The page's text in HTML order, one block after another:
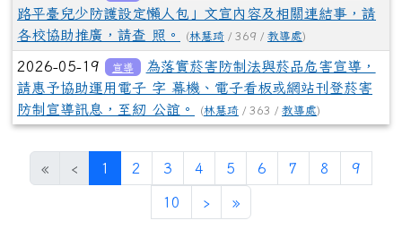
路平臺兒少防護設定懶人包」文宣內容及相關連結事，請
各校協助推廣，請查 照。
(林慧琦 / 369 / 教導處)
2026-05-19 宣導
為落實菸害防制法與菸品危害宣導，
請惠予協助運用電子 字 幕機、電子看板或網站刊登菸害
防制宣導訊息，至紉 公誼。
(林慧琦 / 363 / 教導處)
« ‹ 1 (目前頁次)
2 3 4 5 6 7 8 9
10 ›下一頁
»最後頁